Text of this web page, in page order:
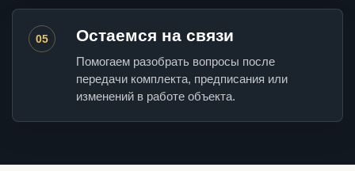
05 Остаемся на связи
Помогаем разобрать вопросы после
передачи комплекта, предписания или
изменений в работе объекта.